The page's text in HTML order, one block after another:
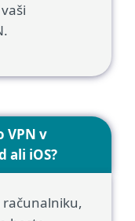
VPN v
ali iOS?
računalniku,